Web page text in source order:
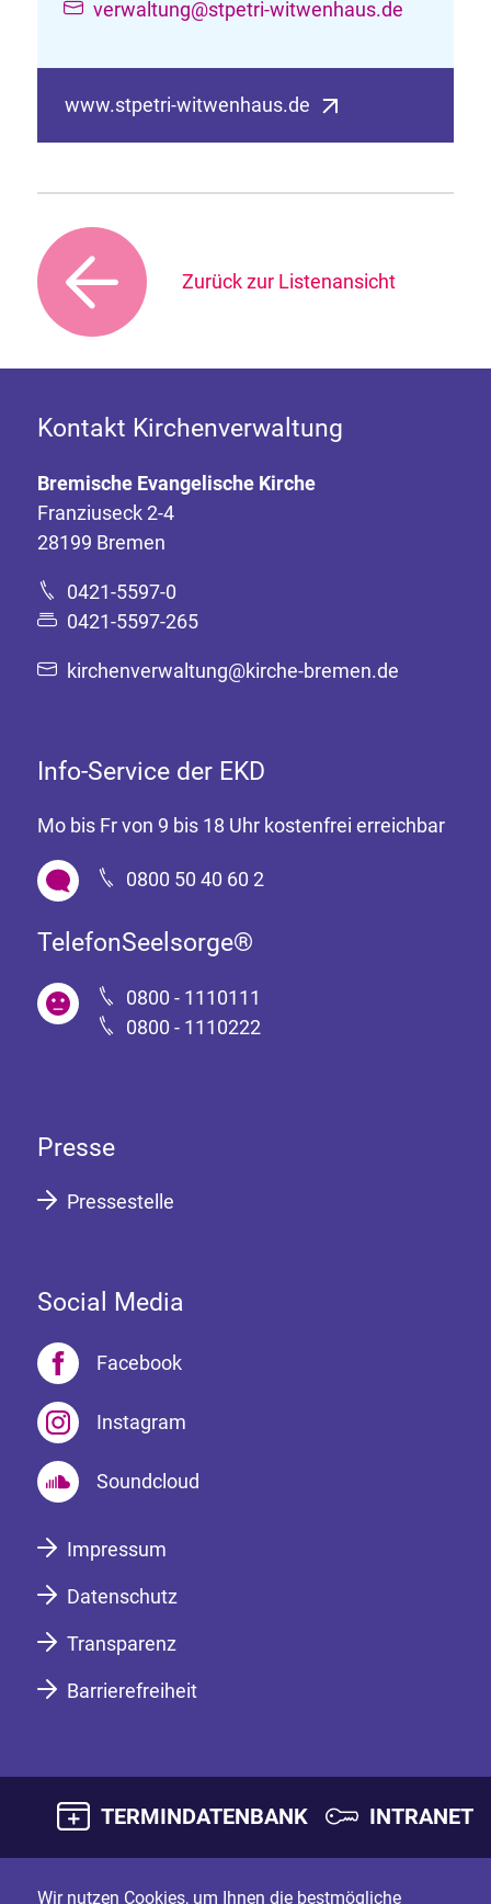
verwaltung@stpetri-witwenhaus.de
www.stpetri-witwenhaus.de
Zurück zur Listenansicht
Kontakt Kirchenverwaltung
Bremische Evangelische Kirche
Franziuseck 2-4
28199 Bremen
0421-5597-0
0421-5597-265
kirchenverwaltung@kirche-bremen.de
Info-Service der EKD
Mo bis Fr von 9 bis 18 Uhr kostenfrei erreichbar
0800 50 40 60 2
TelefonSeelsorge®
0800 - 1110111
0800 - 1110222
Presse
Pressestelle
Social Media
Facebook
Instagram
Soundcloud
Impressum
Datenschutz
Transparenz
Barrierefreiheit
TERMINDATENBANK INTRANET
Wir nutzen Cookies, um Ihnen die bestmögliche